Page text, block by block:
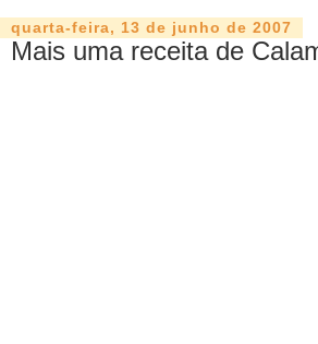
quarta-feira, 13 de junho de 2007
Mais uma receita de